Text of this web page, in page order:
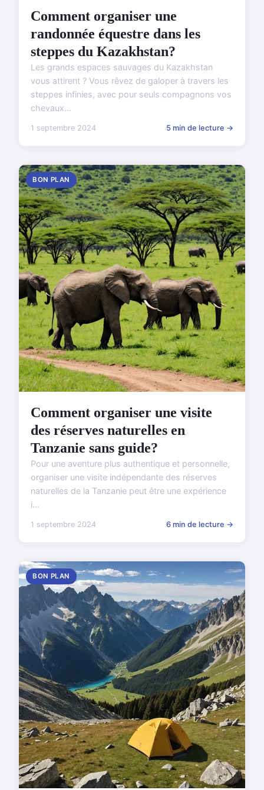
Comment organiser une
randonnée équestre dans les
steppes du Kazakhstan?
Les grands espaces sauvages du Kazakhstan
vous attirent ? Vous rêvez de galoper à travers les
steppes infinies, avec pour seuls compagnons vos
chevaux...
1 septembre 2024 5 min de lecture →
BON PLAN
Comment organiser une visite
des réserves naturelles en
Tanzanie sans guide?
Pour une aventure plus authentique et personnelle,
organiser une visite indépendante des réserves
naturelles de la Tanzanie peut être une expérience
i...
1 septembre 2024 6 min de lecture →
BON PLAN